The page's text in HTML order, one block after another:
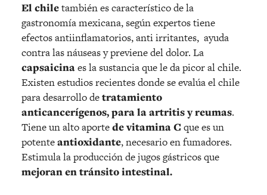
El chiletambién es característico de la
gastronomía mexicana, según expertos tiene
efectos antiinflamatorios, anti irritantes, ayuda
contra las náuseas y previene del dolor. La
capsaicinaes la sustancia que le da picor al chile.
Existen estudios recientes donde se evalúa el chile
para desarrollo detratamiento
anticancerígenos, para la artritis y reumas.
Tiene un alto aportede vitamina C que es un
potenteantioxidante, necesario en fumadores.
Estimula la producción de jugos gástricos que
mejoran en tránsito intestinal.